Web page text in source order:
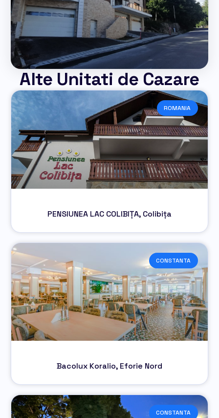
Alte Unitati de Cazare
ROMANIA
PENSIUNEA LAC COLIBIȚA, Colibița
CONSTANTA
Bacolux Koralio, Eforie Nord
CONSTANTA